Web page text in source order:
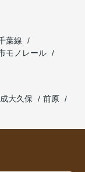
葉線
モノレール
大久保
前原